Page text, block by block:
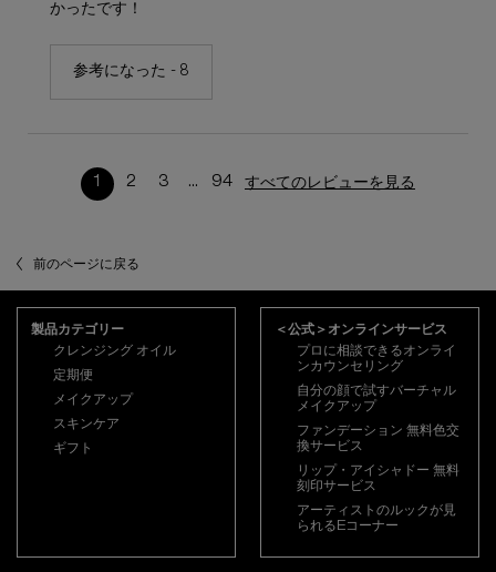
かったです！
参考になった - 8
ページ 1/94。 現在のページ
1 2 3 ... 94 すべてのレビューを見る
前のページに戻る
製品カテゴリー
クレンジング オイル
定期便
メイクアップ
スキンケア
ギフト
＜公式＞オンラインサービス
プロに相談できるオンライ
ンカウンセリング
自分の顔で試すバーチャル
メイクアップ
ファンデーション 無料色交
換サービス
リップ・アイシャドー 無料
刻印サービス
アーティストのルックが見
られるEコーナー